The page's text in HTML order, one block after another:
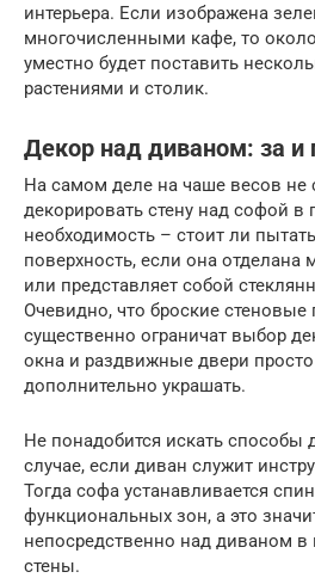
интерьера. Если изображена
многочисленными кафе, то
уместно будет поставить
растениями и столик.
Декор над диваном: за и
На самом деле на чаше весов
декорировать стену над софой в
необходимость – стоит ли
поверхность, если она отделана
или представляет собой
Очевидно, что броские стеновые
существенно ограничат выбор
окна и раздвижные двери
дополнительно украшать.
Не понадобится искать способы
случае, если диван служит
Тогда софа устанавливается
функциональных зон, а это
непосредственно над диваном в
стены.